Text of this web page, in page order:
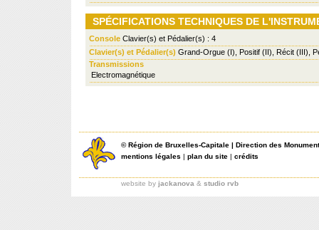
SPÉCIFICATIONS TECHNIQUES DE
Console Clavier(s) et Pédalier(s) : 4
Clavier(s) et Pédalier(s) Grand-Orgue (I), Positif (II), Récit (III),
Transmissions
Electromagnétique
©Région de Bruxelles-Capitale | Direction des
mentions légales | plan du site | crédits
website by jackanova & studio rvb